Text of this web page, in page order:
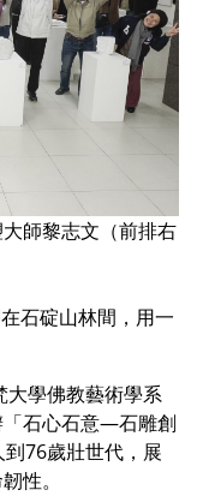
師黎志文（前排右
石碇山林間，用一
大學佛教藝術學系
「石心石意—石雕創
76歲壯世代，展
性。